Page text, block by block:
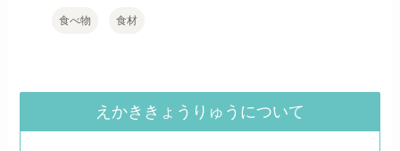
食べ物 食材
えかききょうりゅうについて